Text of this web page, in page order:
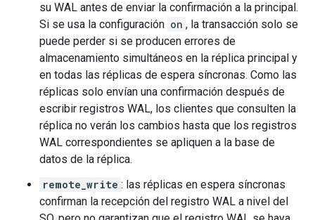
su WAL antes de enviar la confirmación a la principal.
Si se usa la configuración on , la transacción solo se
puede perder si se producen errores de
almacenamiento simultáneos en la réplica principal y
en todas las réplicas de espera síncronas. Como las
réplicas solo envían una confirmación después de
escribir registros WAL, los clientes que consulten la
réplica no verán los cambios hasta que los registros
WAL correspondientes se apliquen a la base de
datos de la réplica.
remote_write : las réplicas en espera síncronas
confirman la recepción del registro WAL a nivel del